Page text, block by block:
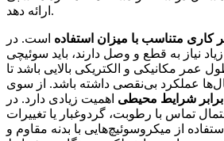
ارائه دهد.
متناسب با میزان استفاده است. در
نیاز به قطع و وصل دارند، باید سوئیچی
عمر مکانیکی و الکتریکی بالایی باشد تا
عملکرد بی‌نقصی داشته باشد. از سوی
شرایط محیطی اهمیت زیادی دارد. در
تماس با رطوبت، گردوغبار یا تغییرات
از میکروسوئیچ‌هایی با بدنه مقاوم و